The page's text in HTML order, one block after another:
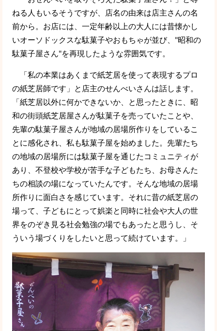
ねる人もいるそうですが、店名の由来は店主さんの名
前から。お店には、一定年齢以上の大人には昔懐かし
いオーソドックスな駄菓子やおもちゃが並び、"昭和の
駄菓子屋さん"を再現したような雰囲気です。
「私の本業はあくまで紙芝居を使って表現するプロ
の紙芝居師です」と店主のせんべいさんは話します。
「紙芝居以外に何かできないか、と思ったときに、昭
和の街頭紙芝居屋さんが駄菓子を売っていたことや、
先輩の駄菓子屋さんが地域の居場所作りをしているこ
とに感化され、私も駄菓子屋を始めました。先輩たち
の地域の居場所には駄菓子屋を通じたコミュニティが
あり、不登校や学校が苦手な子どもたち、お母さんた
ちの相談の場になっていたんです。そんな地域の居場
所作りに面白さを感じています。それに昔の紙芝居の
場って、子どもにとって娯楽と同時に社会や大人の世
界をのぞき見る社会勉強の場でもあったと思うし、そ
ういう場づくりをしたいと思って続けています。」